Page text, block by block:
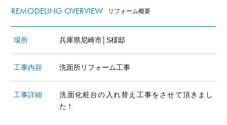
REMODELING OVERVIEW リフォーム概要
場所 兵庫県尼崎市│S様邸
工事内容 洗面所リフォーム工事
工事詳細
洗面化粧台の入れ替え工事をさせて頂きまし
た！